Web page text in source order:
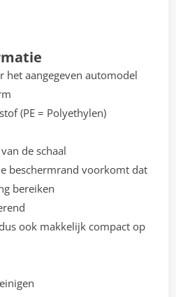
het aangegeven automodel
(PE = Polyethylen)
de schaal
beschermrand voorkomt dat
bereiken
ook makkelijk compact op